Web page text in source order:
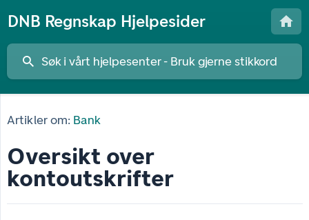
DNB Regnskap Hjelpesider
Artikler om: Bank
Oversikt over
kontoutskrifter